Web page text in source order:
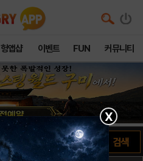
헝앱샵 이벤트 FUN 커뮤니티
X